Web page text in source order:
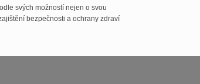
svých možností nejen o svou
bezpečnosti a ochrany zdraví